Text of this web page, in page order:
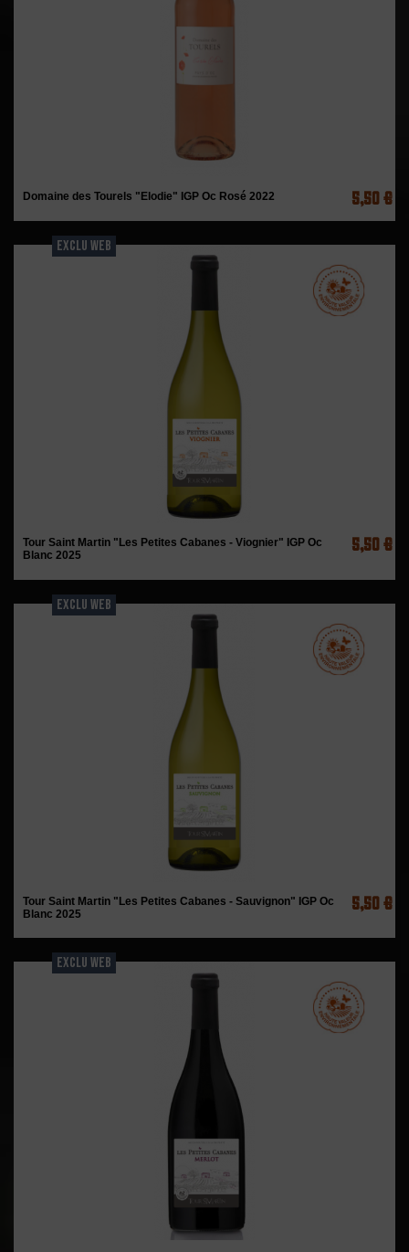
Domaine des Tourels "Elodie" IGP Oc Rosé 2022 5,50 €
EXCLU WEB
Tour Saint Martin "Les Petites Cabanes - Viognier" IGP Oc
Blanc 2025
5,50 €
EXCLU WEB
Tour Saint Martin "Les Petites Cabanes - Sauvignon" IGP Oc
Blanc 2025
5,50 €
EXCLU WEB